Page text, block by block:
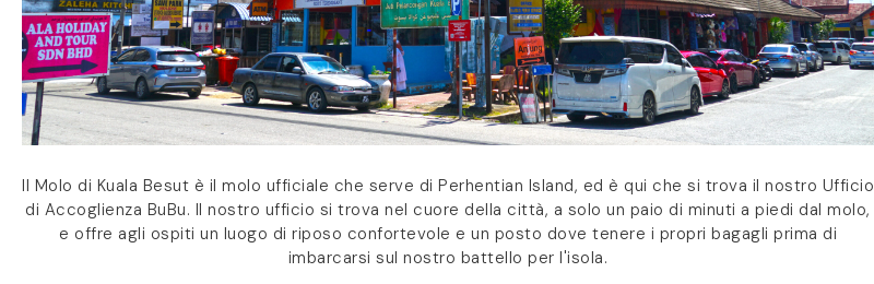
Il Molo di Kuala Besut è il molo ufficiale che serve di Perhentian Island, ed è qui che si trova il nostro Ufficio
di Accoglienza BuBu. Il nostro ufficio si trova nel cuore della città, a solo un paio di minuti a piedi dal molo,
e offre agli ospiti un luogo di riposo confortevole e un posto dove tenere i propri bagagli prima di
imbarcarsi sul nostro battello per l'isola.